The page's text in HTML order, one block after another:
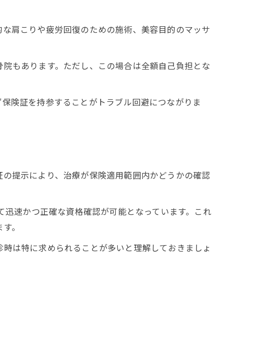
策
肩こりや疲労回復のための施術、美容目的のマッサ
もあります。ただし、この場合は全額自己負担とな
険証を持参することがトラブル回避につながりま
提示により、治療が保険適用範囲内かどうかの確認
速かつ正確な資格確認が可能となっています。これ
。
は特に求められることが多いと理解しておきましょ